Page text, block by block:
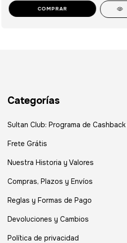
Categorías
Sultan Club: Programa de
Frete Grátis
Nuestra Historia y Valores
Compras, Plazos y Envíos
Reglas y Formas de Pago
Devoluciones y Cambios
Política de privacidad